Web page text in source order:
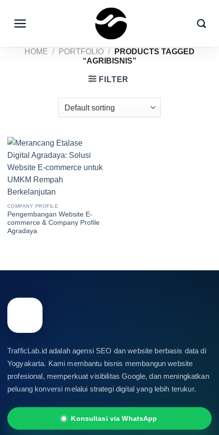
content
HOME / PORTFOLIO /
PRODUCTS TAGGED
“AGRIBISNIS”
FILTER
COMPANY PROFILE
Pengembangan Website E-
commerce & Company Profile
Agradaya
TrafficLab.id adalah agensi SEO dan website berbasis data di
Yogyakarta. Kami membantu bisnis membangun website
profesional, memperkuat visibilitas Google, dan meningkatkan
peluang konversi melalui strategi digital yang lebih terukur.
Konsultasi via WhatsApp